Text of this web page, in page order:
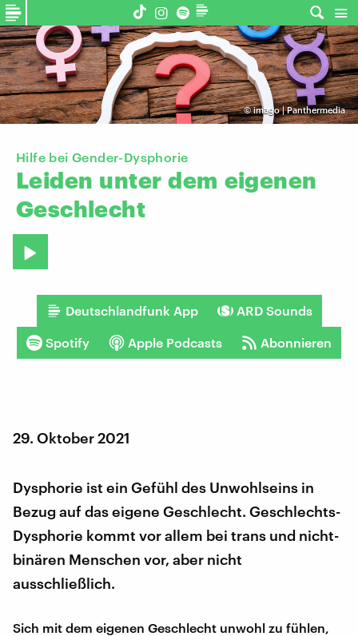
©imago | Panthermedia
Hilfe bei Gender-Dysphorie
Leiden unter dem eigenen
Geschlecht
Deutschlandfunk App ARD Sounds
Spotify Apple Podcasts Abonnieren
29. Oktober 2021
Dysphorie ist ein Gefühl des Unwohlseins in
Bezug auf das eigene Geschlecht. Geschlechts-
Dysphorie kommt vor allem bei trans und nicht-
binären Menschen vor, aber nicht
ausschließlich.
Sich mit dem eigenen Geschlecht unwohl zu fühlen,